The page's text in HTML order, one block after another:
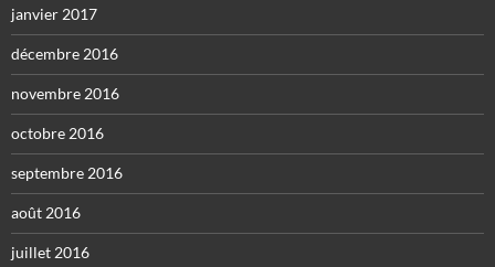
janvier 2017
décembre 2016
novembre 2016
octobre 2016
septembre 2016
août 2016
juillet 2016